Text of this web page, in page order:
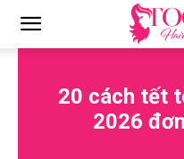
20 cách tết
2026